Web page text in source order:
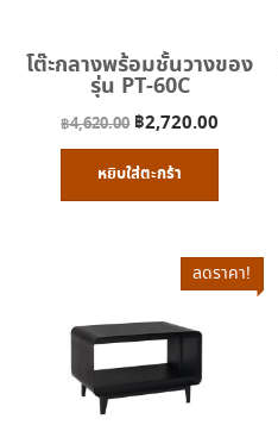
โต๊ะกลางพร้อมชั้นวางของ
รุ่น PT-60C
฿4,620.00 Original
price
was:
฿2,720.00
price
หยิบใส่ตะกร้า
ลดราคา!